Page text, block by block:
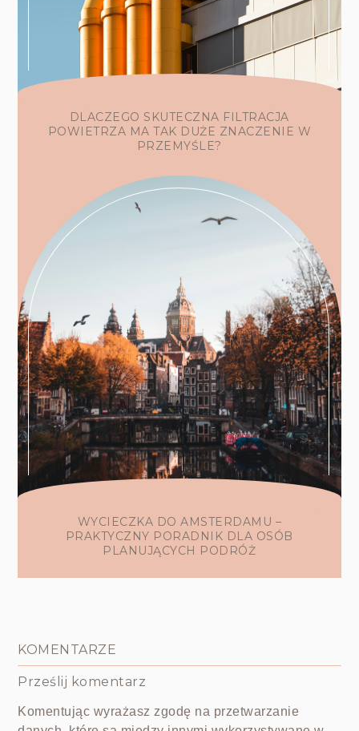
DLACZEGO SKUTECZNA FILTRACJA
POWIETRZA MA TAK DUŻE ZNACZENIE W
PRZEMYŚLE?
WYCIECZKA DO AMSTERDAMU –
PRAKTYCZNY PORADNIK DLA OSÓB
PLANUJĄCYCH PODRÓŻ
KOMENTARZE
Prześlij komentarz
Komentując wyrażasz zgodę na przetwarzanie